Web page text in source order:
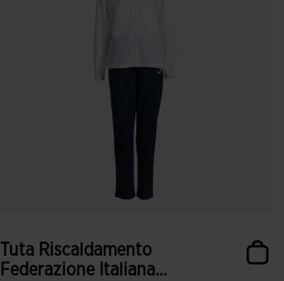
Tuta Riscaldamento
Federazione Italiana